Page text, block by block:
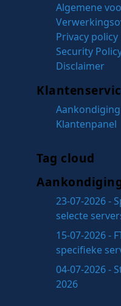
Algemene
Privacy policy
Security
Disclaimer
Aankondiging
Klantenpanel
Tag cloud
23-07-2026 -
selecte
15-07-2026 -
specifieke
04-07-2026 -
2026